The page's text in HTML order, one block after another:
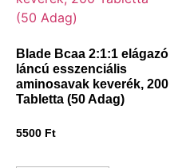
Blade Bcaa 2:1:1 elágazó
láncú esszenciális
aminosavak keverék, 200
Tabletta (50 Adag)
5500 Ft